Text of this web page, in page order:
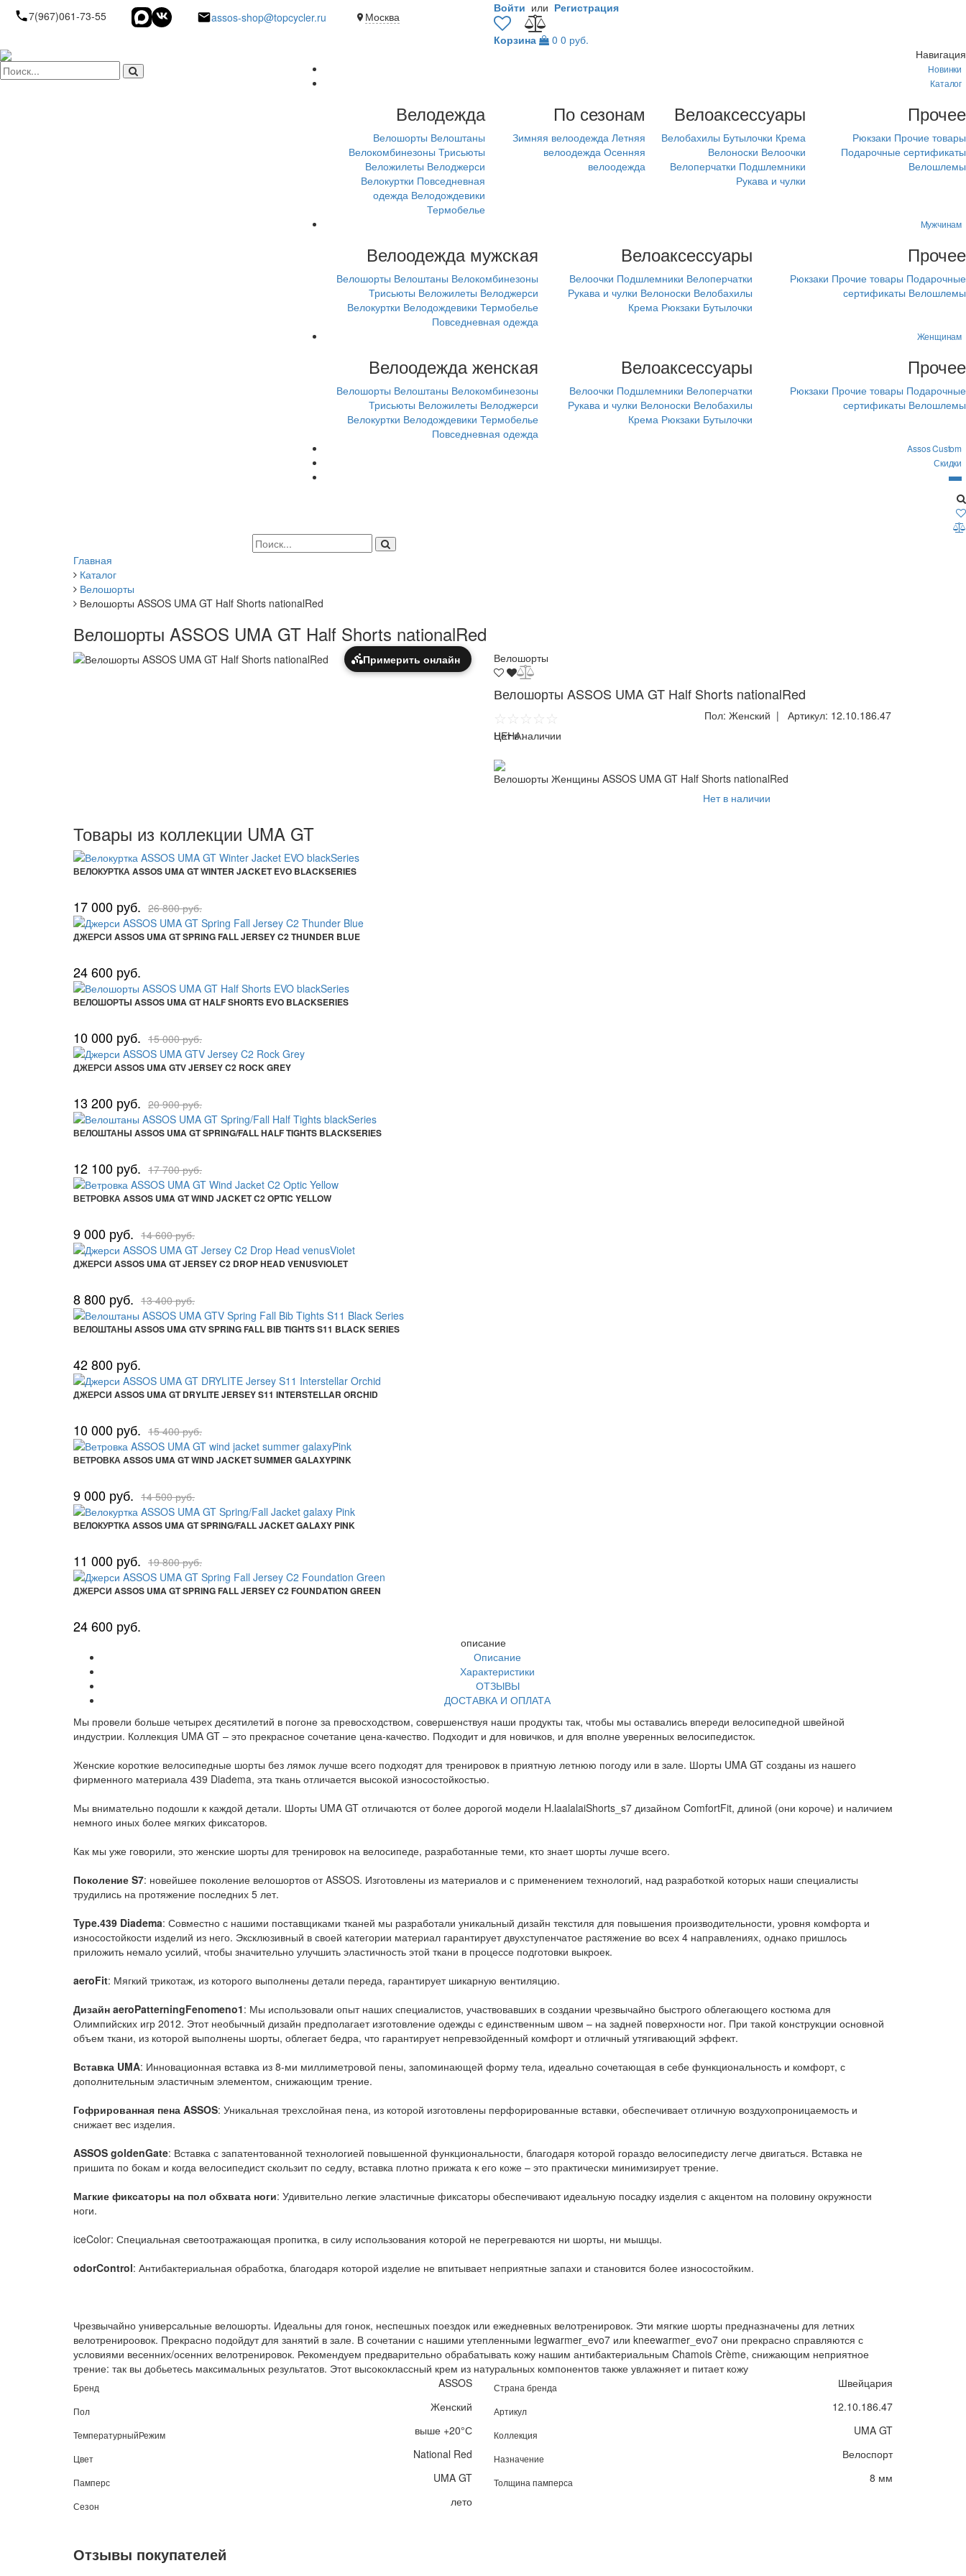
7(967)061-73-55 assos-shop@topcycler.ru Москва
Войти или Регистрация
Корзина 0 0 руб.
Навигация
Новинки
Каталог
Велодежда
Велошорты Велоштаны
Велокомбинезоны Трисьюты
Веложилеты Велоджерси
Велокуртки Повседневная
одежда Велодождевики
Термобелье
По сезонам
Зимняя велоодежда Летняя
велоодежда Осенняя
велоодежда
Велоаксессуары
Велобахилы Бутылочки Крема
Велоноски Велоочки
Велоперчатки Подшлемники
Рукава и чулки
Прочее
Рюкзаки Прочие товары
Подарочные сертификаты
Велошлемы
Мужчинам
Велоодежда мужская
Велошорты Велоштаны Велокомбинезоны
Трисьюты Веложилеты Велоджерси
Велокуртки Велодождевики Термобелье
Повседневная одежда
Велоаксессуары
Велоочки Подшлемники Велоперчатки
Рукава и чулки Велоноски Велобахилы
Крема Рюкзаки Бутылочки
Прочее
Рюкзаки Прочие товары Подарочные
сертификаты Велошлемы
Женщинам
Велоодежда женская
Велошорты Велоштаны Велокомбинезоны
Трисьюты Веложилеты Велоджерси
Велокуртки Велодождевики Термобелье
Повседневная одежда
Велоаксессуары
Велоочки Подшлемники Велоперчатки
Рукава и чулки Велоноски Велобахилы
Крема Рюкзаки Бутылочки
Прочее
Рюкзаки Прочие товары Подарочные
сертификаты Велошлемы
Assos Custom
Скидки
Главная
Каталог
Велошорты
Велошорты ASSOS UMA GT Half Shorts nationalRed
Велошорты ASSOS UMA GT Half Shorts nationalRed
Примерить онлайн Велошорты
Велошорты ASSOS UMA GT Half Shorts nationalRed
☆☆☆☆☆ Пол: Женский | Артикул: 12.10.186.47
ЦЕНА:
Нет в наличии
Велошорты Женщины ASSOS UMA GT Half Shorts nationalRed
Нет в наличии
Товары из коллекции UMA GT
ВЕЛОКУРТКА ASSOS UMA GT WINTER JACKET EVO BLACKSERIES
17 000 руб. 26 800 руб.
ДЖЕРСИ ASSOS UMA GT SPRING FALL JERSEY C2 THUNDER BLUE
24 600 руб.
ВЕЛОШОРТЫ ASSOS UMA GT HALF SHORTS EVO BLACKSERIES
10 000 руб. 15 000 руб.
ДЖЕРСИ ASSOS UMA GTV JERSEY C2 ROCK GREY
13 200 руб. 20 900 руб.
ВЕЛОШТАНЫ ASSOS UMA GT SPRING/FALL HALF TIGHTS BLACKSERIES
12 100 руб. 17 700 руб.
ВЕТРОВКА ASSOS UMA GT WIND JACKET C2 OPTIC YELLOW
9 000 руб. 14 600 руб.
ДЖЕРСИ ASSOS UMA GT JERSEY C2 DROP HEAD VENUSVIOLET
8 800 руб. 13 400 руб.
ВЕЛОШТАНЫ ASSOS UMA GTV SPRING FALL BIB TIGHTS S11 BLACK SERIES
42 800 руб.
ДЖЕРСИ ASSOS UMA GT DRYLITE JERSEY S11 INTERSTELLAR ORCHID
10 000 руб. 15 400 руб.
ВЕТРОВКА ASSOS UMA GT WIND JACKET SUMMER GALAXYPINK
9 000 руб. 14 500 руб.
ВЕЛОКУРТКА ASSOS UMA GT SPRING/FALL JACKET GALAXY PINK
11 000 руб. 19 800 руб.
ДЖЕРСИ ASSOS UMA GT SPRING FALL JERSEY C2 FOUNDATION GREEN
24 600 руб.
описание
Описание
Характеристики
ОТЗЫВЫ
ДОСТАВКА И ОПЛАТА
Мы провели больше четырех десятилетий в погоне за превосходством, совершенствуя наши продукты так, чтобы мы оставались впереди велосипедной швейной
индустрии. Коллекция UMA GT – это прекрасное сочетание цена-качество. Подходит и для новичков, и для вполне уверенных велосипедисток.
Женские короткие велосипедные шорты без лямок лучше всего подходят для тренировок в приятную летнюю погоду или в зале. Шорты UMA GT созданы из нашего
фирменного материала 439 Diadema, эта ткань отличается высокой износостойкостью.
Мы внимательно подошли к каждой детали. Шорты UMA GT отличаются от более дорогой модели H.laalalaiShorts_s7 дизайном ComfortFit, длиной (они короче) и наличием
немного иных более мягких фиксаторов.
Как мы уже говорили, это женские шорты для тренировок на велосипеде, разработанные теми, кто знает шорты лучше всего.
Поколение S7: новейшее поколение велошортов от ASSOS. Изготовлены из материалов и с применением технологий, над разработкой которых наши специалисты
трудились на протяжение последних 5 лет.
Type.439 Diadema: Совместно с нашими поставщиками тканей мы разработали уникальный дизайн текстиля для повышения производительности, уровня комфорта и
износостойкости изделий из него. Эксклюзивный в своей категории материал гарантирует двухступенчатое растяжение во всех 4 направлениях, однако пришлось
приложить немало усилий, чтобы значительно улучшить эластичность этой ткани в процессе подготовки выкроек.
aeroFit: Мягкий трикотаж, из которого выполнены детали переда, гарантирует шикарную вентиляцию.
Дизайн aeroPatterningFenomeno1: Мы использовали опыт наших специалистов, участвовавших в создании чрезвычайно быстрого облегающего костюма для
Олимпийских игр 2012. Этот необычный дизайн предполагает изготовление одежды с единственным швом – на задней поверхности ног. При такой конструкции основной
объем ткани, из которой выполнены шорты, облегает бедра, что гарантирует непревзойденный комфорт и отличный утягивающий эффект.
Вставка UMA: Инновационная вставка из 8-ми миллиметровой пены, запоминающей форму тела, идеально сочетающая в себе функциональность и комфорт, с
дополнительным эластичным элементом, снижающим трение.
Гофрированная пена ASSOS: Уникальная трехслойная пена, из которой изготовлены перфорированные вставки, обеспечивает отличную воздухопроницаемость и
снижает вес изделия.
ASSOS goldenGate: Вставка с запатентованной технологией повышенной функциональности, благодаря которой гораздо велосипедисту легче двигаться. Вставка не
пришита по бокам и когда велосипедист скользит по седлу, вставка плотно прижата к его коже – это практически минимизирует трение.
Магкие фиксаторы на пол обхвата ноги: Удивительно легкие эластичные фиксаторы обеспечивают идеальную посадку изделия с акцентом на половину окружности
ноги.
iceColor: Специальная светоотражающая пропитка, в силу использования которой не перегреваются ни шорты, ни мышцы.
odorControl: Антибактериальная обработка, благодаря которой изделие не впитывает неприятные запахи и становится более износостойким.
Чрезвычайно универсальные велошорты. Идеальны для гонок, неспешных поездок или ежедневных велотренировок. Эти мягкие шорты предназначены для летних
велотренироовок. Прекрасно подойдут для занятий в зале. В сочетании с нашими утепленными legwarmer_evo7 или kneewarmer_evo7 они прекрасно справляются с
условиями весенних/осенних велотренировок. Рекомендуем предварительно обрабатывать кожу нашим антибактериальным Chamois Crème, снижающим неприятное
трение: так вы добьетесь максимальных результатов. Этот высококлассный крем из натуральных компонентов также увлажняет и питает кожу
Бренд ASSOS Страна бренда Швейцария
Пол Женский Артикул 12.10.186.47
ТемпературныйРежим выше +20°С Коллекция UMA GT
Цвет National Red Назначение Велоспорт
Памперс UMA GT Толщина памперса 8 мм
Сезон лето
Отзывы покупателей